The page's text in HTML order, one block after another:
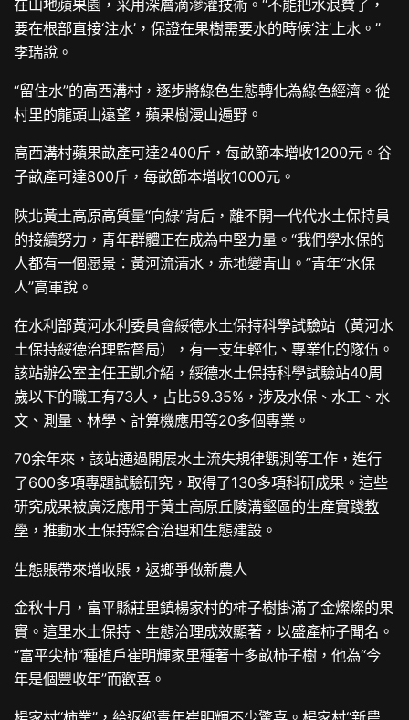
在山地蘋果園，采用深層滴滲灌技術。“不能把水浪費了，
要在根部直接‘注水’，保證在果樹需要水的時候‘注’上水。”
李瑞說。
“留住水”的高西溝村，逐步將綠色生態轉化為綠色經濟。從
村里的龍頭山遠望，蘋果樹漫山遍野。
高西溝村蘋果畝產可達2400斤，每畝節本增收1200元。谷
子畝產可達800斤，每畝節本增收1000元。
陜北黃土高原高質量“向綠”背后，離不開一代代水土保持員
的接續努力，青年群體正在成為中堅力量。“我們學水保的
人都有一個愿景：黃河流清水，赤地變青山。”青年“水保
人”高軍說。
在水利部黃河水利委員會綏德水土保持科學試驗站（黃河水
土保持綏德治理監督局），有一支年輕化、專業化的隊伍。
該站辦公室主任王凱介紹，綏德水土保持科學試驗站40周
歲以下的職工有73人，占比59.35%，涉及水保、水工、水
文、測量、林學、計算機應用等20多個專業。
70余年來，該站通過開展水土流失規律觀測等工作，進行
了600多項專題試驗研究，取得了130多項科研成果。這些
研究成果被廣泛應用于黃土高原丘陵溝壑區的生產實踐教
學 ，推動水土保持綜合治理和生態建設。
生態賬帶來增收賬，返鄉爭做新農人
金秋十月，富平縣莊里鎮楊家村的柿子樹掛滿了金燦燦的果
實。這里水土保持、生態治理成效顯著，以盛產柿子聞名。
“富平尖柿”種植戶崔明輝家里種著十多畝柿子樹，他為“今
年是個豐收年”而歡喜。